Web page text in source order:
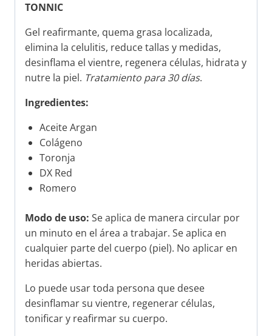
TONNIC
Gel reafirmante, quema grasa localizada,
elimina la celulitis, reduce tallas y medidas,
desinflama el vientre, regenera células, hidrata y
nutre la piel. Tratamiento para 30 días.
Ingredientes:
Aceite Argan
Colágeno
Toronja
DX Red
Romero
Modo de uso: Se aplica de manera circular por
un minuto en el área a trabajar. Se aplica en
cualquier parte del cuerpo (piel). No aplicar en
heridas abiertas.
Lo puede usar toda persona que desee
desinflamar su vientre, regenerar células,
tonificar y reafirmar su cuerpo.